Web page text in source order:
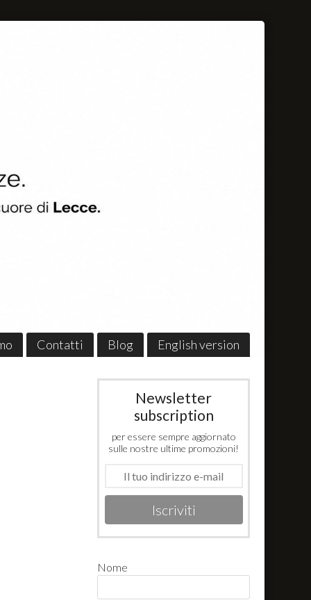
Contatti Blog English version
Newsletter
subscription
per essere sempre aggiornato
sulle nostre ultime promozioni!
Iscriviti
Nome